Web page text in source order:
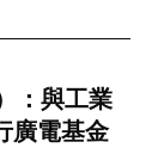
：與工業
廣電基金